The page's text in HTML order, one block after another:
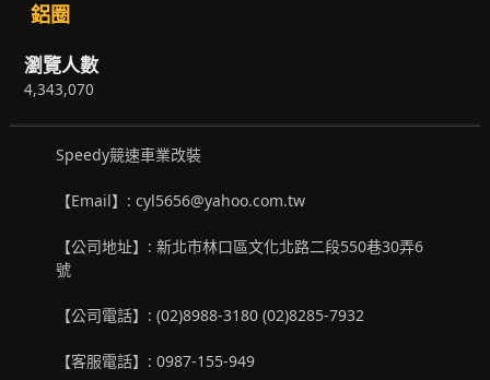
鋁圈
瀏覽人數
4,343,070
Speedy競速車業改裝
【Email】: cyl5656@yahoo.com.tw
【公司地址】: 新北市林口區文化北路二段550巷30弄6
號
【公司電話】: (02)8988-3180 (02)8285-7932
【客服電話】: 0987-155-949